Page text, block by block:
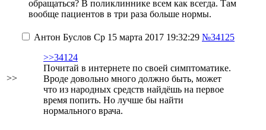
обращаться? В поликлиннике всем как всегда. Там
вообще пациентов в три раза больше нормы.
>>
Антон Буслов Ср 15 марта 2017 19:32:29 №34125
>>34124
Почитай в интернете по своей симптоматике.
Вроде довольно много должно быть, может
что из народных средств найдёшь на первое
время попить. Но лучше бы найти
нормального врача.